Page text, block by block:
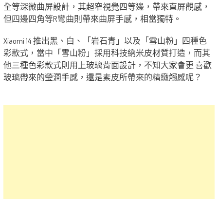
全等深微曲屏設計，其超窄視覺四等邊，帶來直屏觀感，
但四邊四角等R彎曲則帶來曲屏手感，相當獨特。
Xiaomi 14 推出黑、白、「岩石青」以及「雪山粉」四種色
彩款式，當中「雪山粉」採用科技納米皮材質打造，而其
他三種色彩款式則用上玻璃背面設計，不知大家會更 喜歡
玻璃帶來的瑩潤手感，還是素皮所帶來的精緻觸感呢？